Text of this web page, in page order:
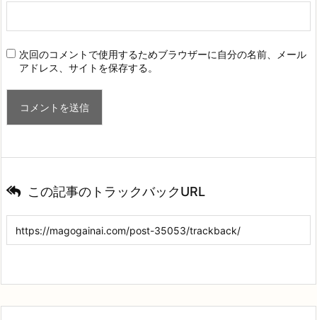
次回のコメントで使用するためブラウザーに自分の名前、メール
アドレス、サイトを保存する。
この記事のトラックバックURL